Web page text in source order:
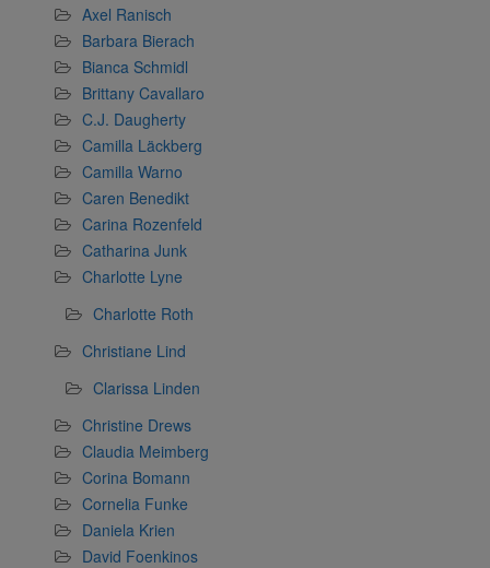
Axel Ranisch
Barbara Bierach
Bianca Schmidl
Brittany Cavallaro
C.J. Daugherty
Camilla Läckberg
Camilla Warno
Caren Benedikt
Carina Rozenfeld
Catharina Junk
Charlotte Lyne
Charlotte Roth
Christiane Lind
Clarissa Linden
Christine Drews
Claudia Meimberg
Corina Bomann
Cornelia Funke
Daniela Krien
David Foenkinos